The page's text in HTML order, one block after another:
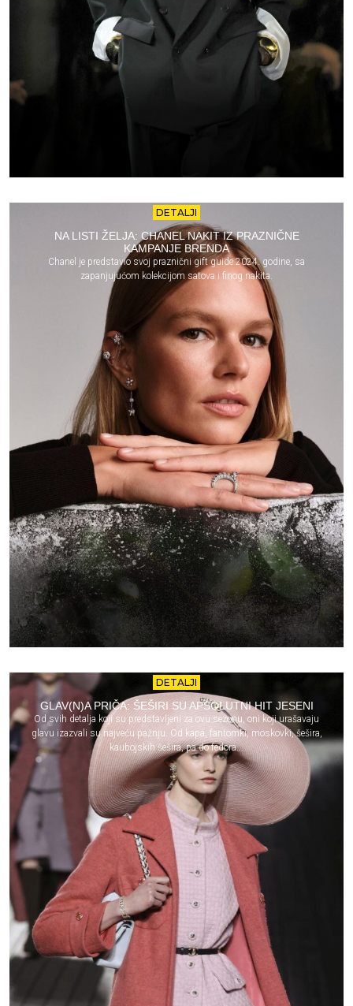
DETALJI
NA LISTI ŽELJA: CHANEL NAKIT IZ PRAZNIČNE
KAMPANJE BRENDA
Chanel je predstavio svoj praznični gift guide 2024. godine, sa
zapanjujućom kolekcijom satova i finog nakita.
DETALJI
GLAV(N)A PRIČA: ŠEŠIRI SU APSOLUTNI HIT JESENI
Od svih detalja koji su predstavljeni za ovu sezonu, oni koji urašavaju
glavu izazvali su najveću pažnju. Od kapa, fantomki, moskovki, šešira,
kaubojskih šešira, pa do fedora...